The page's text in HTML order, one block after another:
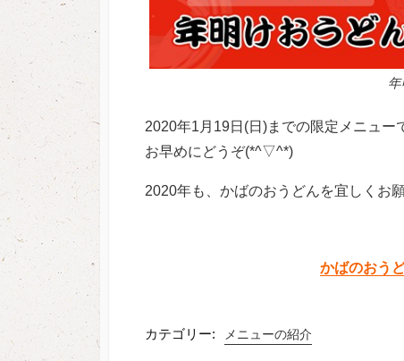
2020年1月19日(日)までの限定メニュー
お早めにどうぞ(*^▽^*)
2020年も、かばのおうどんを宜しくお
かばのおう
カテゴリー: メニューの紹介